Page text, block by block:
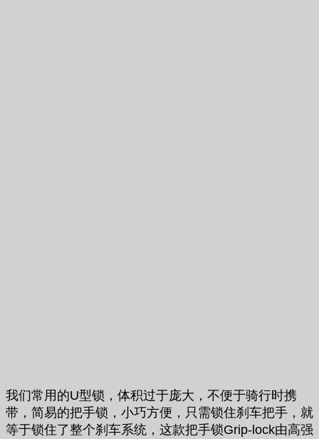
我们常用的U型锁，体积过于庞大，不便于骑行时携
带，简易的把手锁，小巧方便，只需锁住刹车把手，就
等于锁住了整个刹车系统，这款把手锁Grip-lock由高强